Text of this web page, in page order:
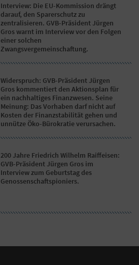
Interview: Die EU-Kommission drängt
darauf, den Sparerschutz zu
zentralisieren. GVB-Präsident Jürgen
Gros warnt im Interview vor den Folgen
einer solchen
Zwangsvergemeinschaftung.
Widerspruch: GVB-Präsident Jürgen
Gros kommentiert den Aktionsplan für
ein nachhaltiges Finanzwesen. Seine
Meinung: Das Vorhaben darf nicht auf
Kosten der Finanzstabilität gehen und
unnütze Öko-Bürokratie verursachen.
200 Jahre Friedrich Wilhelm Raiffeisen:
GVB-Präsident Jürgen Gros im
Interview zum Geburtstag des
Genossenschaftspioniers.